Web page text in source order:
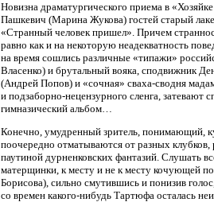
Новизна драматургического приема в
Пашкевич (Марина Жукова) гостей старый
«Странный человек пришел». Причем
равно как и на некоторую неадекватность
на время сошлись различные «типажи»
Власенко) и брутальный вояка, сподвижник
(Андрей Попов) и «сочная» сваха-сводня
и подзаборно-нецензурного сленга, затевают
гимназический альбом…
Конечно, умудренный зритель, понимающий,
поочередно отматываются от разных
паутиной дурненковских фантазий. Слушать
матерщинки, к месту и не к месту кочующей
Борисова), сильно смутившись и понизив
со времен какого-нибудь Тартюфа осталась